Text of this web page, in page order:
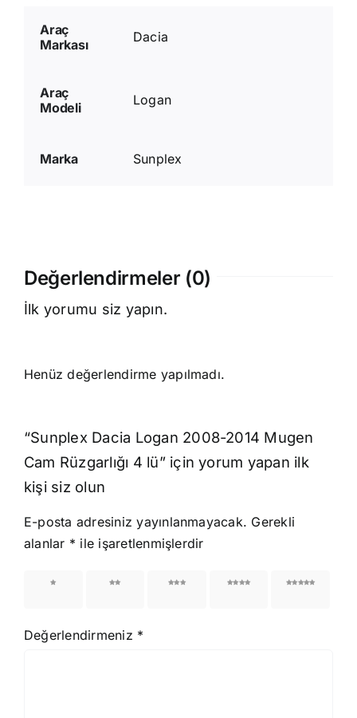
Araç
Markası
Dacia
Araç
Modeli
Logan
Marka Sunplex
Değerlendirmeler (0)
İlk yorumu siz yapın.
Henüz değerlendirme yapılmadı.
“Sunplex Dacia Logan 2008-2014 Mugen
Cam Rüzgarlığı 4 lü” için yorum yapan ilk
kişi siz olun
E-posta adresiniz yayınlanmayacak. Gerekli
alanlar * ile işaretlenmişlerdir
2/5
3/5
4/5
5/5
Değerlendirmeniz *